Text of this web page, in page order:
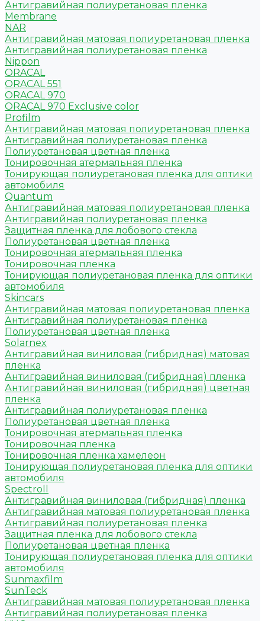
Антигравийная полиуретановая пленка
Membrane
NAR
Антигравийная матовая полиуретановая пленка
Антигравийная полиуретановая пленка
Nippon
ORACAL
ORACAL 551
ORACAL 970
ORACAL 970 Exclusive color
Profilm
Антигравийная матовая полиуретановая пленка
Антигравийная полиуретановая пленка
Полиуретановая цветная пленка
Тонировочная атермальная пленка
Тонирующая полиуретановая пленка для оптики
автомобиля
Quantum
Антигравийная матовая полиуретановая пленка
Антигравийная полиуретановая пленка
Защитная пленка для лобового стекла
Полиуретановая цветная пленка
Тонировочная атермальная пленка
Тонировочная пленка
Тонирующая полиуретановая пленка для оптики
автомобиля
Skincars
Антигравийная матовая полиуретановая пленка
Антигравийная полиуретановая пленка
Полиуретановая цветная пленка
Solarnex
Антигравийная виниловая (гибридная) матовая
пленка
Антигравийная виниловая (гибридная) пленка
Антигравийная виниловая (гибридная) цветная
пленка
Антигравийная полиуретановая пленка
Полиуретановая цветная пленка
Тонировочная атермальная пленка
Тонировочная пленка
Тонировочная пленка хамелеон
Тонирующая полиуретановая пленка для оптики
автомобиля
Spectroll
Антигравийная виниловая (гибридная) пленка
Антигравийная матовая полиуретановая пленка
Антигравийная полиуретановая пленка
Защитная пленка для лобового стекла
Полиуретановая цветная пленка
Тонирующая полиуретановая пленка для оптики
автомобиля
Sunmaxfilm
SunTeck
Антигравийная матовая полиуретановая пленка
Антигравийная полиуретановая пленка